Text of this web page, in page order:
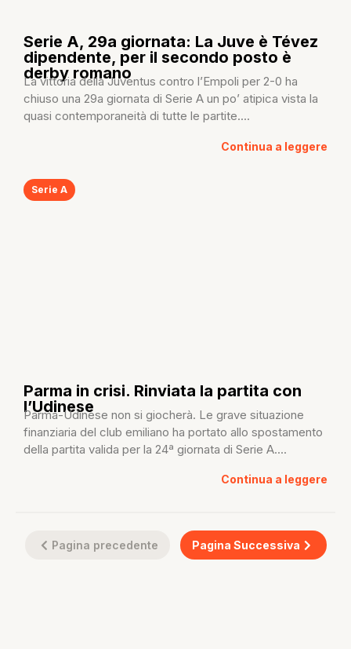
Serie A, 29a giornata: La Juve è Tévez
dipendente, per il secondo posto è
derby romano
La vittoria della Juventus contro l’Empoli per 2-0 ha
chiuso una 29a giornata di Serie A un po’ atipica vista la
quasi contemporaneità di tutte le partite....
Continua a leggere
Serie A
Parma in crisi. Rinviata la partita con
l’Udinese
Parma-Udinese non si giocherà. Le grave situazione
finanziaria del club emiliano ha portato allo spostamento
della partita valida per la 24ª giornata di Serie A....
Continua a leggere
Pagina precedente Pagina Successiva